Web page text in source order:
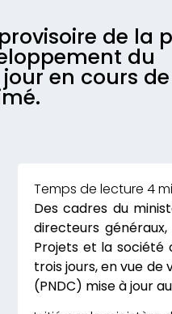
de la
du
en cours de
Des cadres du
directeurs
Projets et la société
trois jours, en vue
(PNDC) mise à jour